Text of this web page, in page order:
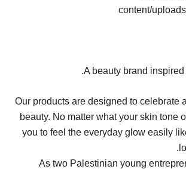
content/
A beauty brand inspired
Our products are designed to celebrate
beauty. No matter what your skin tone
you to feel the everyday glow easily
As two Palestinian young